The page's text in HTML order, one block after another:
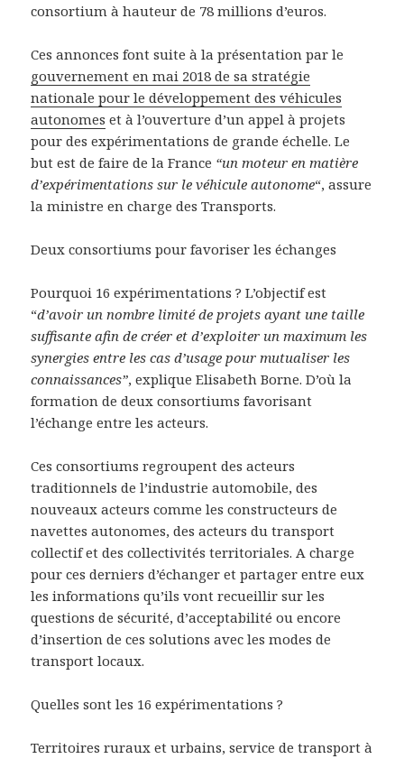
consortium à hauteur de 78 millions d’euros.
Ces annonces font suite à la présentation par le
gouvernement en mai 2018 de sa stratégie
nationale pour le développement des véhicules
autonomes et à l’ouverture d’un appel à projets
pour des expérimentations de grande échelle. Le
but est de faire de la France “un moteur en matière
d’expérimentations sur le véhicule autonome“, assure
la ministre en charge des Transports.
Deux consortiums pour favoriser les échanges
Pourquoi 16 expérimentations ? L’objectif est
“d’avoir un nombre limité de projets ayant une taille
suffisante afin de créer et d’exploiter un maximum les
synergies entre les cas d’usage pour mutualiser les
connaissances”, explique Elisabeth Borne. D’où la
formation de deux consortiums favorisant
l’échange entre les acteurs.
Ces consortiums regroupent des acteurs
traditionnels de l’industrie automobile, des
nouveaux acteurs comme les constructeurs de
navettes autonomes, des acteurs du transport
collectif et des collectivités territoriales. A charge
pour ces derniers d’échanger et partager entre eux
les informations qu’ils vont recueillir sur les
questions de sécurité, d’acceptabilité ou encore
d’insertion de ces solutions avec les modes de
transport locaux.
Quelles sont les 16 expérimentations ?
Territoires ruraux et urbains, service de transport à